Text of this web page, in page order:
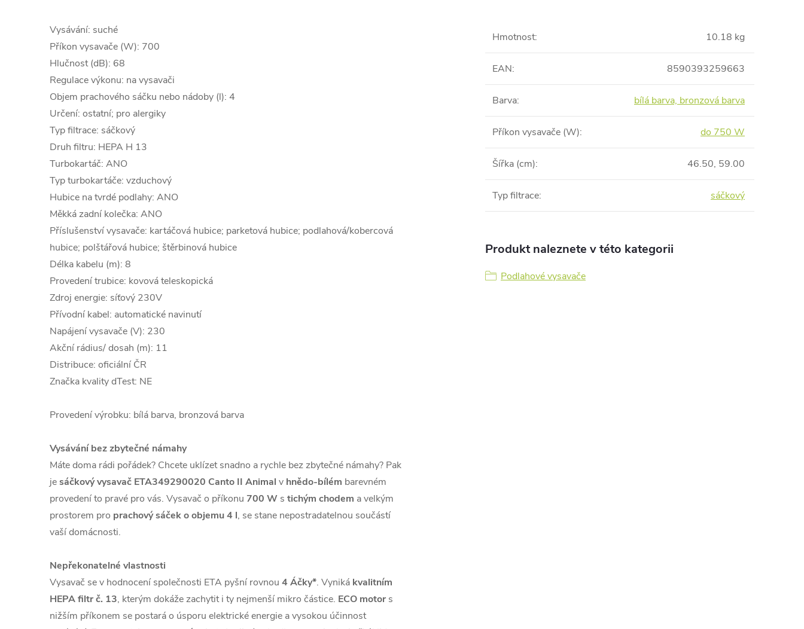
Vysávání: suché
Příkon vysavače (W): 700
Hlučnost (dB): 68
Regulace výkonu: na vysavači
Objem prachového sáčku nebo nádoby (l): 4
Určení: ostatní; pro alergiky
Typ filtrace: sáčkový
Druh filtru: HEPA H 13
Turbokartáč: ANO
Typ turbokartáče: vzduchový
Hubice na tvrdé podlahy: ANO
Měkká zadní kolečka: ANO
Příslušenství vysavače: kartáčová hubice; parketová hubice; podlahová/kobercová
hubice; polštářová hubice; štěrbinová hubice
Délka kabelu (m): 8
Provedení trubice: kovová teleskopická
Zdroj energie: síťový 230V
Přívodní kabel: automatické navinutí
Napájení vysavače (V): 230
Akční rádius/ dosah (m): 11
Distribuce: oficiální ČR
Značka kvality dTest: NE
Provedení výrobku: bílá barva, bronzová barva
Vysávání bez zbytečné námahy
Máte doma rádi pořádek? Chcete uklízet snadno a rychle bez zbytečné námahy? Pak
jesáčkový vysavač ETA349290020 Canto II Animal v hnědo-bílém barevném
provedení to pravé pro vás. Vysavač o příkonu 700 W s tichým chodem a velkým
prostorem pro prachový sáček o objemu 4 l, se stane nepostradatelnou součástí
vaší domácnosti.
Nepřekonatelné vlastnosti
Vysavač se v hodnocení společnosti ETA pyšní rovnou 4 Áčky*. Vyniká kvalitním
HEPA filtr č. 13, kterým dokáže zachytit i ty nejmenší mikro částice. ECO motor s
nižším příkonem se postará o úsporu elektrické energie a vysokou účinnost
Hmotnost: 10.18 kg
EAN: 8590393259663
Barva: bílá barva, bronzová barva
Příkon vysavače (W): do 750 W
Šířka (cm): 46.50, 59.00
Typ filtrace: sáčkový
Produkt naleznete v této kategorii
Podlahové vysavače